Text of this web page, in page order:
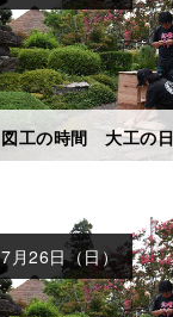
図工の時間 大工の日
7月26日（日）